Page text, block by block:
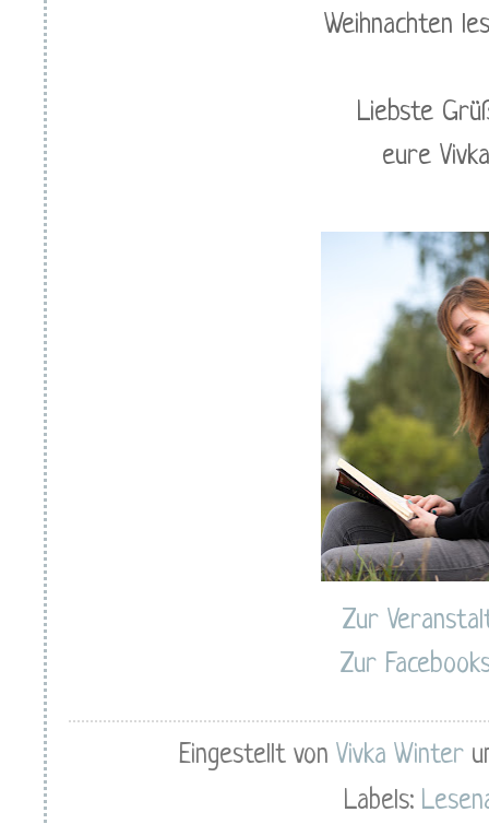
Weihnachten
Liebste
eure
Zur
Zur
Eingestellt vonVivka Winter
Labels: